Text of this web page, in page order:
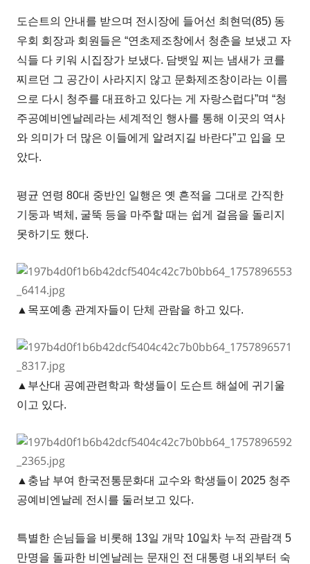
도슨트의 안내를 받으며 전시장에 들어선 최현덕(85) 동
우회 회장과 회원들은 “연초제조창에서 청춘을 보냈고 자
식들 다 키워 시집장가 보냈다. 담뱃잎 찌는 냄새가 코를
찌르던 그 공간이 사라지지 않고 문화제조창이라는 이름
으로 다시 청주를 대표하고 있다는 게 자랑스럽다”며 “청
주공예비엔날레라는 세계적인 행사를 통해 이곳의 역사
와 의미가 더 많은 이들에게 알려지길 바란다”고 입을 모
았다.
평균 연령 80대 중반인 일행은 옛 흔적을 그대로 간직한
기둥과 벽체, 굴뚝 등을 마주할 때는 쉽게 걸음을 돌리지
못하기도 했다.
▲목포예총 관계자들이 단체 관람을 하고 있다.
▲부산대 공예관련학과 학생들이 도슨트 해설에 귀기울
이고 있다.
▲충남 부여 한국전통문화대 교수와 학생들이 2025 청주
공예비엔날레 전시를 둘러보고 있다.
특별한 손님들을 비롯해 13일 개막 10일차 누적 관람객 5
만명을 돌파한 비엔날레는 문재인 전 대통령 내외부터 숙